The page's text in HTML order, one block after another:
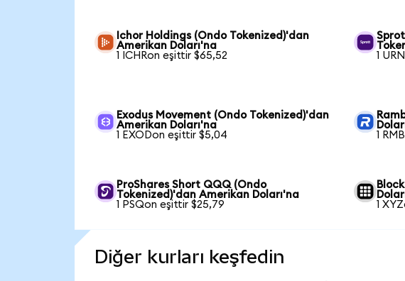
Ichor Holdings (Ondo Tokenized)'dan
Amerikan Doları'na
1 ICHRon eşittir $65,52
1
Exodus Movement (Ondo Tokenized)'dan
Amerikan Doları'na
1 EXODon eşittir $5,04
1
ProShares Short QQQ (Ondo
Tokenized)'dan Amerikan Doları'na
1 PSQon eşittir $25,79
1
Diğer kurları keşfedin